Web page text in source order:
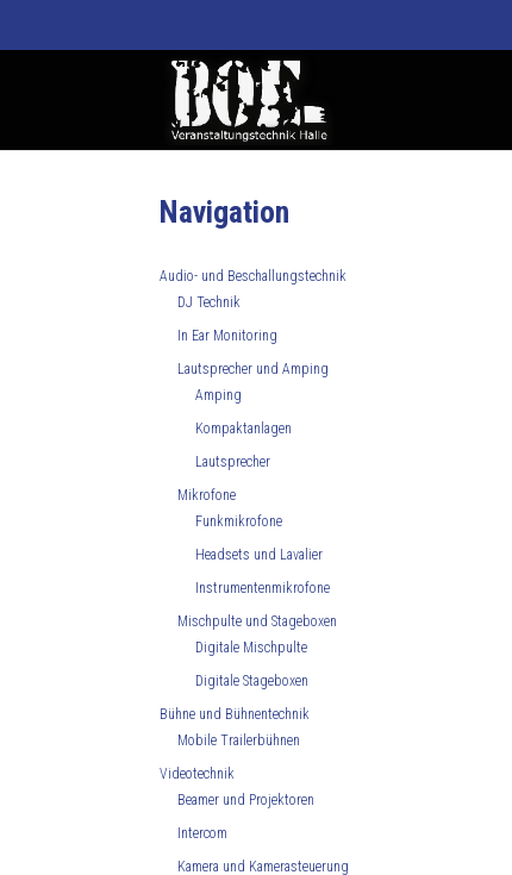
Navigation
Audio- und Beschallungstechnik
DJ Technik
In Ear Monitoring
Lautsprecher und Amping
Amping
Kompaktanlagen
Lautsprecher
Mikrofone
Funkmikrofone
Headsets und Lavalier
Instrumentenmikrofone
Mischpulte und Stageboxen
Digitale Mischpulte
Digitale Stageboxen
Bühne und Bühnentechnik
Mobile Trailerbühnen
Videotechnik
Beamer und Projektoren
Intercom
Kamera und Kamerasteuerung